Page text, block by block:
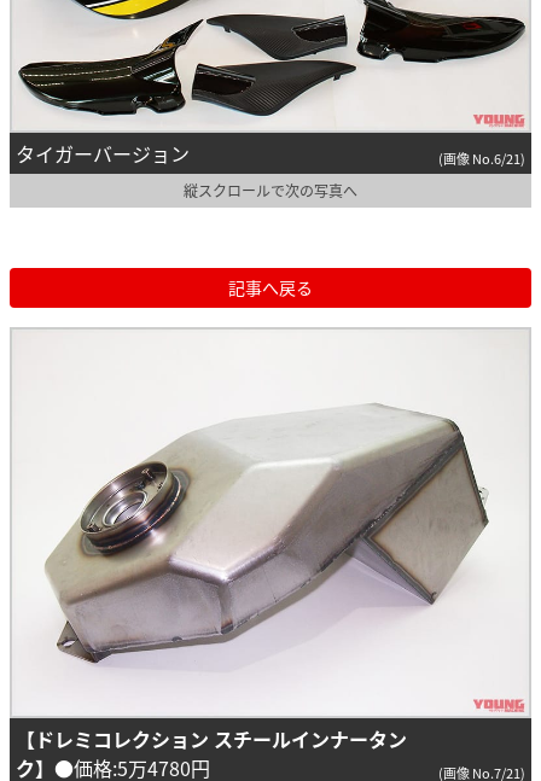
タイガーバージョン (画像 No.6/21)
縦スクロールで次の写真へ
記事へ戻る
【ドレミコレクション スチールインナータン
ク】 ●価格:5万4780円 (画像 No.7/21)